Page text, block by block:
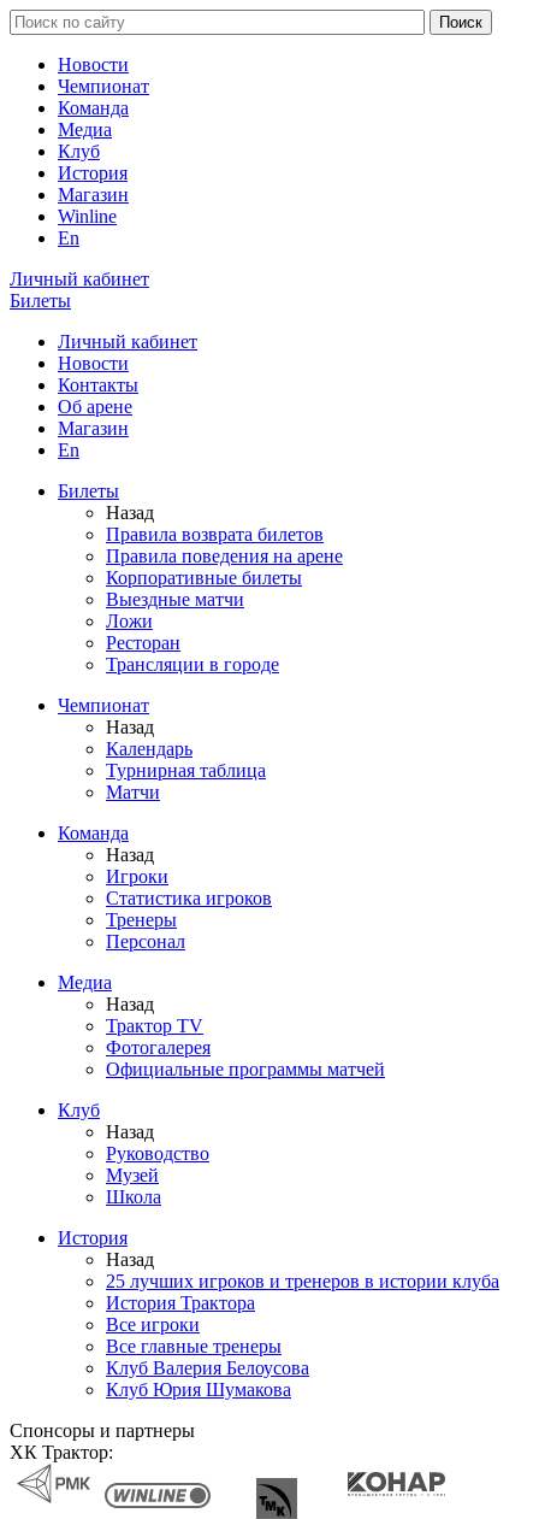
Новости
Чемпионат
Команда
Медиа
Клуб
История
Магазин
Winline
En
Личный кабинет
Билеты
Личный кабинет
Новости
Контакты
Об арене
Магазин
En
Билеты
Назад
Правила возврата билетов
Правила поведения на арене
Корпоративные билеты
Выездные матчи
Ложи
Ресторан
Трансляции в городе
Чемпионат
Назад
Календарь
Турнирная таблица
Матчи
Команда
Назад
Игроки
Статистика игроков
Тренеры
Персонал
Медиа
Назад
Трактор TV
Фотогалерея
Официальные программы матчей
Клуб
Назад
Руководство
Музей
Школа
История
Назад
25 лучших игроков и тренеров в истории клуба
История Трактора
Все игроки
Все главные тренеры
Клуб Валерия Белоусова
Клуб Юрия Шумакова
Спонсоры и партнеры
ХК Трактор: